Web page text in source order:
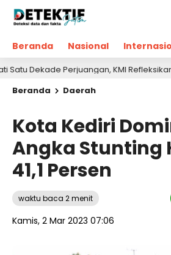
Beranda Nasional
Perjuangan, KMI Refleksikan
Beranda
Daerah
Kota Kediri
Angka Stunting
41,1 Persen
waktu baca 2 menit
Kamis, 2 Mar 2023 07:06